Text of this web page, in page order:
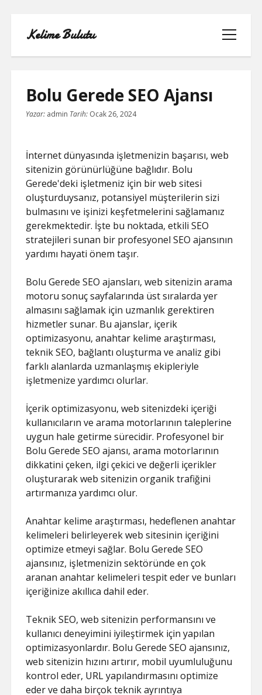
Kelime Bulutu
menüyü
aç
LISTE
SAYFA LISTESI
TIKTOK YORUM ATMA
YOUTUBE 1 MILYON TAKIPÇI NE
KADAR PARA ALIYOR
Bolu Gerede SEO Ajansı
Yazar: admin Tarih: Ocak 26, 2024
İnternet dünyasında işletmenizin başarısı, web
sitenizin görünürlüğüne bağlıdır. Bolu
Gerede'deki işletmeniz için bir web sitesi
oluşturduysanız, potansiyel müşterilerin sizi
bulmasını ve işinizi keşfetmelerini sağlamanız
gerekmektedir. İşte bu noktada, etkili SEO
stratejileri sunan bir profesyonel SEO ajansının
yardımı hayati önem taşır.
Bolu Gerede SEO ajansları, web sitenizin arama
motoru sonuç sayfalarında üst sıralarda yer
almasını sağlamak için uzmanlık gerektiren
hizmetler sunar. Bu ajanslar, içerik
optimizasyonu, anahtar kelime araştırması,
teknik SEO, bağlantı oluşturma ve analiz gibi
farklı alanlarda uzmanlaşmış ekipleriyle
işletmenize yardımcı olurlar.
İçerik optimizasyonu, web sitenizdeki içeriği
kullanıcıların ve arama motorlarının taleplerine
uygun hale getirme sürecidir. Profesyonel bir
Bolu Gerede SEO ajansı, arama motorlarının
dikkatini çeken, ilgi çekici ve değerli içerikler
oluşturarak web sitenizin organik trafiğini
artırmanıza yardımcı olur.
Anahtar kelime araştırması, hedeflenen anahtar
kelimeleri belirleyerek web sitesinin içeriğini
optimize etmeyi sağlar. Bolu Gerede SEO
ajansınız, işletmenizin sektöründe en çok
aranan anahtar kelimeleri tespit eder ve bunları
içeriğinize akıllıca dahil eder.
Teknik SEO, web sitenizin performansını ve
kullanıcı deneyimini iyileştirmek için yapılan
optimizasyonlardır. Bolu Gerede SEO ajansınız,
web sitenizin hızını artırır, mobil uyumluluğunu
kontrol eder, URL yapılandırmasını optimize
eder ve daha birçok teknik ayrıntıya